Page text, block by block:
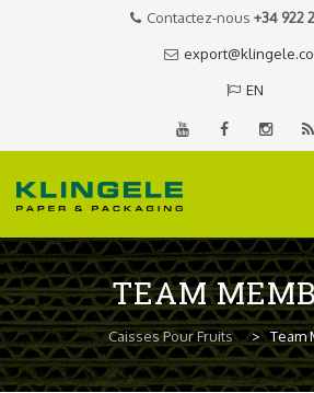
Contactez-nous +34 922
EN
Skip
to
content
TEAM
Caisses Pour Fruits > Team